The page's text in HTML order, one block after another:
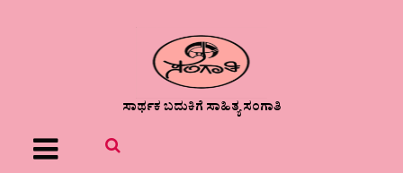
ಸಾರ್ಥಕ ಬದುಕಿಗೆ ಸಾಹಿತ್ಯ ಸಂಗಾತಿ
Menu